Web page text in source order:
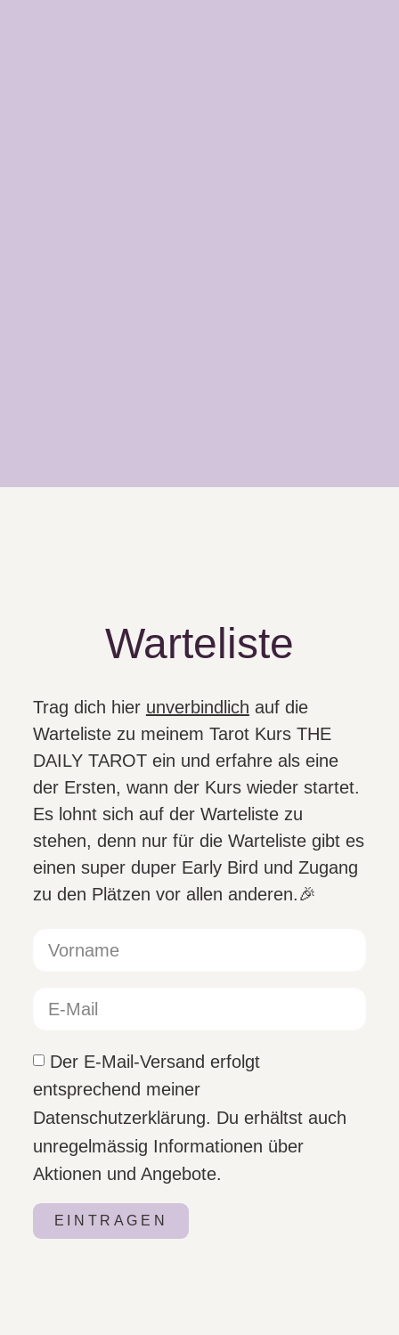
Warteliste
Trag dich hier unverbindlich auf die
Warteliste zu meinem Tarot Kurs THE
DAILY TAROTein und erfahre als eine
der Ersten, wann der Kurs wieder startet.
Es lohnt sich auf der Warteliste zu
stehen, denn nur für die Warteliste gibt es
einen super duper Early Bird und Zugang
zu den Plätzen vor allen anderen.🎉
Der E-Mail-Versand erfolgt
entsprechend meiner
Datenschutzerklärung. Du erhältst auch
unregelmässig Informationen über
Aktionen und Angebote.
EINTRAGEN